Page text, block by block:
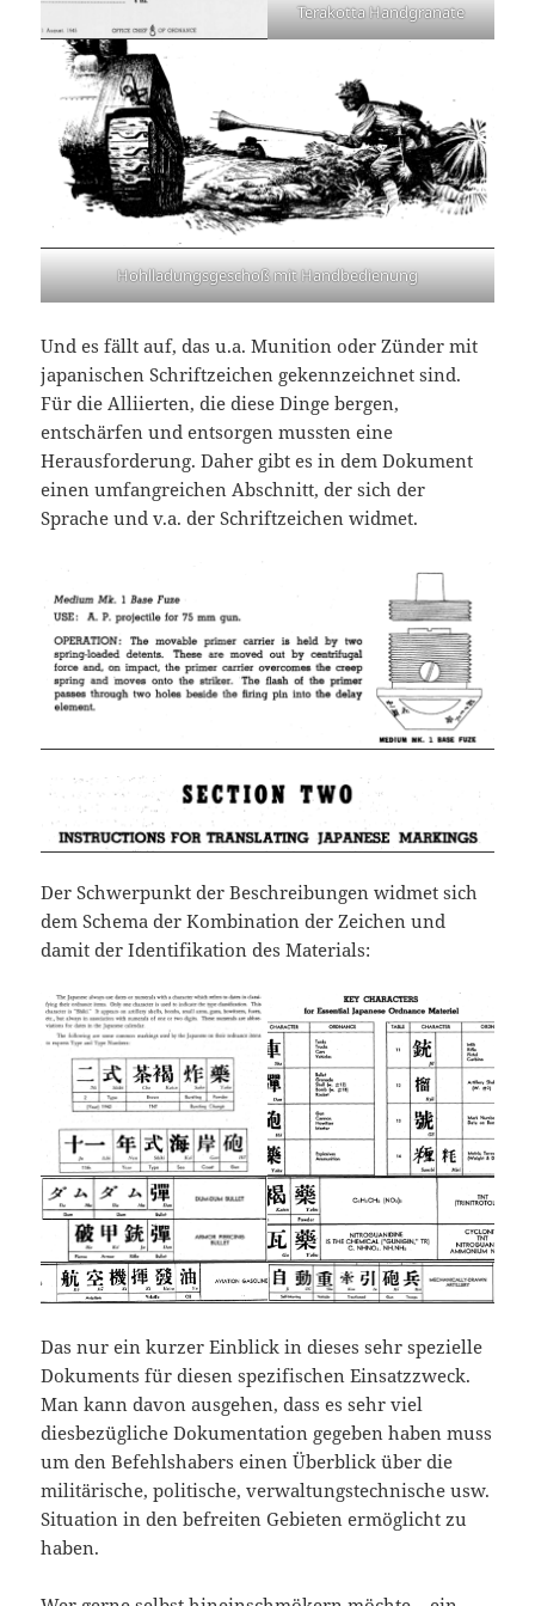
Terakotta Handgranate
Hohlladungsgeschoß mit Handbedienung
Und es fällt auf, das u.a. Munition oder Zünder mit
japanischen Schriftzeichen gekennzeichnet sind.
Für die Alliierten, die diese Dinge bergen,
entschärfen und entsorgen mussten eine
Herausforderung. Daher gibt es in dem Dokument
einen umfangreichen Abschnitt, der sich der
Sprache und v.a. der Schriftzeichen widmet.
Der Schwerpunkt der Beschreibungen widmet sich
dem Schema der Kombination der Zeichen und
damit der Identifikation des Materials:
Das nur ein kurzer Einblick in dieses sehr spezielle
Dokuments für diesen spezifischen Einsatzzweck.
Man kann davon ausgehen, dass es sehr viel
diesbezügliche Dokumentation gegeben haben muss
um den Befehlshabers einen Überblick über die
militärische, politische, verwaltungstechnische usw.
Situation in den befreiten Gebieten ermöglicht zu
haben.